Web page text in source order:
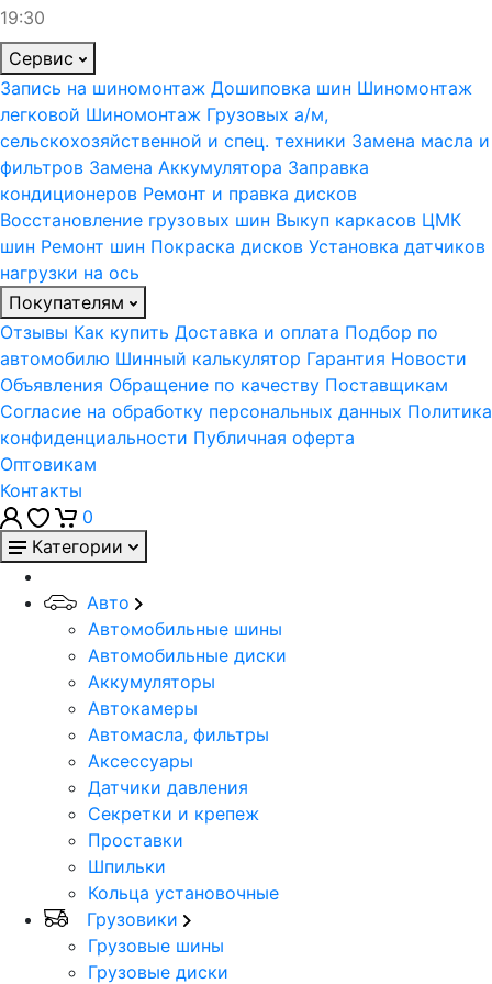
19:30
Сервис
Запись на шиномонтаж Дошиповка шин Шиномонтаж
легковой Шиномонтаж Грузовых а/м,
сельскохозяйственной и спец. техники Замена масла и
фильтров Замена Аккумулятора Заправка
кондиционеров Ремонт и правка дисков
Восстановление грузовых шин Выкуп каркасов ЦМК
шин Ремонт шин Покраска дисков Установка датчиков
нагрузки на ось
Покупателям
Отзывы Как купить Доставка и оплата Подбор по
автомобилю Шинный калькулятор Гарантия Новости
Объявления Обращение по качеству Поставщикам
Согласие на обработку персональных данных Политика
конфиденциальности Публичная оферта
Оптовикам
Контакты
0
Категории
Авто
Автомобильные шины
Автомобильные диски
Аккумуляторы
Автокамеры
Автомасла, фильтры
Аксессуары
Датчики давления
Секретки и крепеж
Проставки
Шпильки
Кольца установочные
Грузовики
Грузовые шины
Грузовые диски